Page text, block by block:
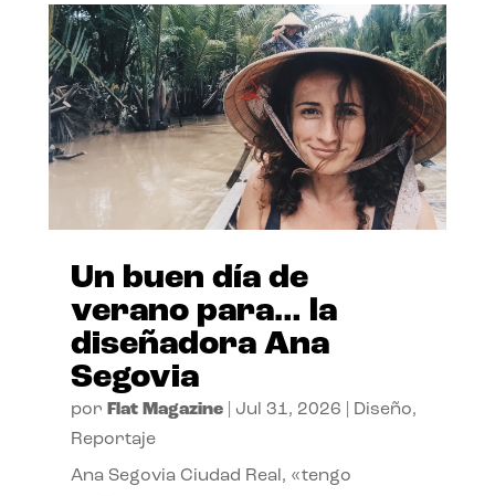
Un buen día de
verano para… la
diseñadora Ana
Segovia
por Flat Magazine| Jul 31, 2026 Diseño,
Reportaje
Ana Segovia Ciudad Real, «tengo